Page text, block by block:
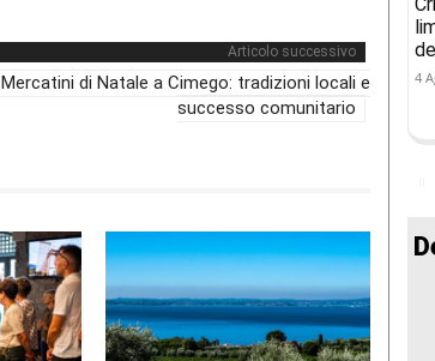
Articolo successivo
Mercatini di Natale a Cimego: tradizioni locali e
successo comunitario
4